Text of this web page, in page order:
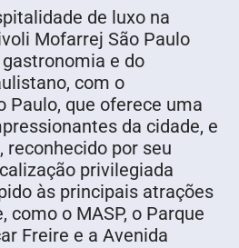
de luxo na
Mofarrej São Paulo
e do
com o
Paulo, que oferece uma
da cidade, e
reconhecido por seu
privilegiada
às principais atrações
como o MASP, o Parque
Freire e a Avenida